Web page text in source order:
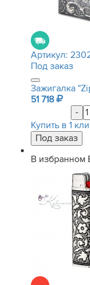
Артикул:
Под заказ
Зажигалка
51 718
-
Купить в 1
В избранном